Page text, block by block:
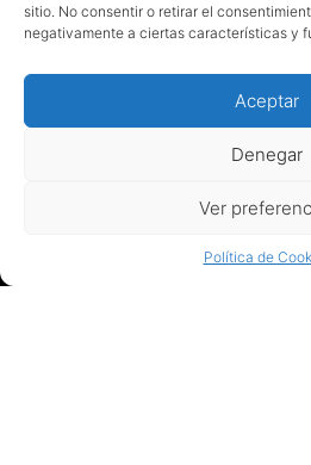
sitio. No consentir o retirar el
negativamente a ciertas características y
Aceptar
Denegar
Ver
Política de
Avís Legal
Compres i
Termes i